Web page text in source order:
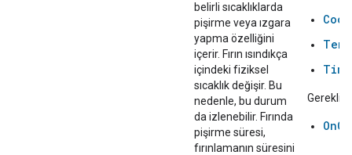
belirli sıcaklıklarda
pişirme veya ızgara
yapma özelliğini
içerir. Fırın ısındıkça
içindeki fiziksel
sıcaklık değişir. Bu
nedenle, bu durum
da izlenebilir. Fırında
pişirme süresi,
fırınlamanın süresini
Cook
Gerekli: